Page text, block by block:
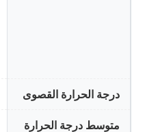
درجة الحرارة القصوى
متوسط درجة الحرارة